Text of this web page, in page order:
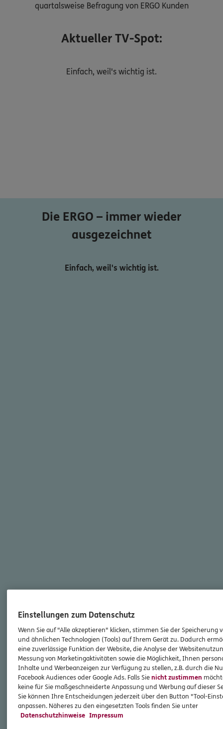
quartalsweise Befragung von ERGO Kunden
Aktueller TV-Spot:
Einfach, weil's wichtig ist.
Die ERGO – immer wieder
ausgezeichnet
Einfach, weil's wichtig ist.
Einstellungen zum Datenschutz
Wenn Sie auf "Alle akzeptieren" klicken, stimmen Sie der Speicherung
und ähnlichen Technologien (Tools) auf Ihrem Gerät zu. Dadurch
eine zuverlässige Funktion der Website, die Analyse der
Messung von Marketingaktivitäten sowie die Möglichkeit, Ihnen
Inhalte und Werbeanzeigen zur Verfügung zu stellen, z.B. durch die
Facebook Audiences oder Google Ads. Falls Sienicht zustimmen
keine für Sie maßgeschneiderte Anpassung und Werbung auf dieser
Sie können Ihre Entscheidungen jederzeit über den Button "Tool-
anpassen. Näheres zu den eingesetzten Tools finden Sie unter
Datenschutzhinweise Impressum